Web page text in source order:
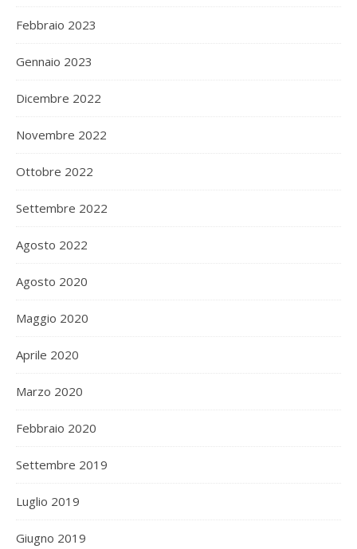
Febbraio 2023
Gennaio 2023
Dicembre 2022
Novembre 2022
Ottobre 2022
Settembre 2022
Agosto 2022
Agosto 2020
Maggio 2020
Aprile 2020
Marzo 2020
Febbraio 2020
Settembre 2019
Luglio 2019
Giugno 2019